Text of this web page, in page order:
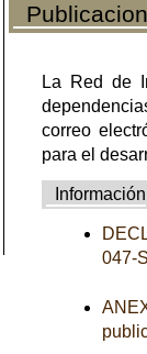
La Red de
correo
para el
Información
047-